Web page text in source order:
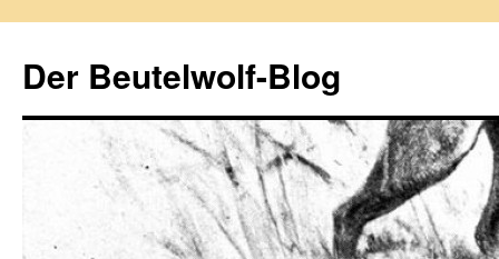
springen
Der Beutelwolf-Blog